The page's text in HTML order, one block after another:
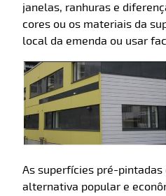
janelas, ranhuras e
cores ou os materiais da
local da emenda ou usar
As superfícies pré-pintadas
alternativa popular e